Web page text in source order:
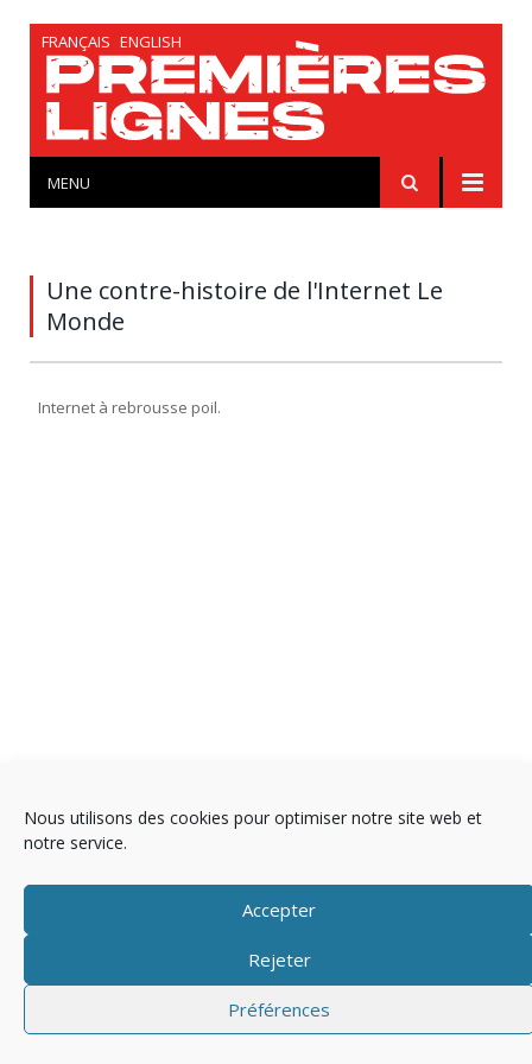
Nous utilisons des cookies pour optimiser notre site web et
notre service.
Accepter
Rejeter
Préférences
FRANÇAIS ENGLISH
MENU
Une contre-histoire de l'Internet Le
Monde
Internet à rebrousse poil.
Copyright © 2025 Télévision